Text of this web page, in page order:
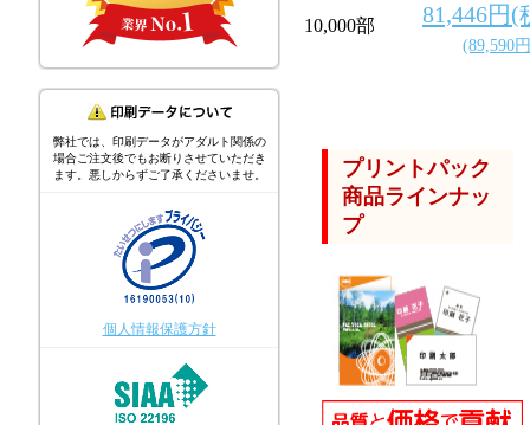
10,000部 81,446円(
(89,590
弊社では、印刷データがアダルト関係の
場合ご注文後でもお断りさせていただき
ます。悪しからずご了承くださいませ。
個人情報保護方針
プリントパック
商品ラインナッ
プ